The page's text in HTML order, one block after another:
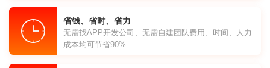
省钱、省时、省力
无需找APP开发公司、无需自建团队费用、时间、人力
成本均可节省90%